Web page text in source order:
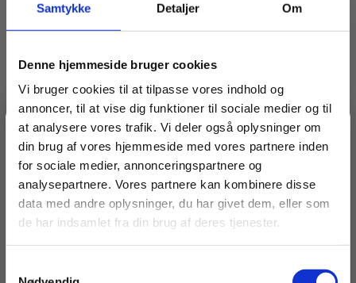
Samtykke Detaljer Om
Denne hjemmeside bruger cookies
Vi bruger cookies til at tilpasse vores indhold og
annoncer, til at vise dig funktioner til sociale medier og til
at analysere vores trafik. Vi deler også oplysninger om
din brug af vores hjemmeside med vores partnere inden
for sociale medier, annonceringspartnere og
analysepartnere. Vores partnere kan kombinere disse
data med andre oplysninger, du har givet dem, eller som
de har indsamlet fra din brug af deres tjenester.
Spar 20% på dit første køb
Bliv medlem af Indbo Møblers kundeklub!
20% rabat på dit første køb
og modtag vores
nyhedsbrev med tilbud, nyheder, inspiration og
invitationer til eksklusive events.